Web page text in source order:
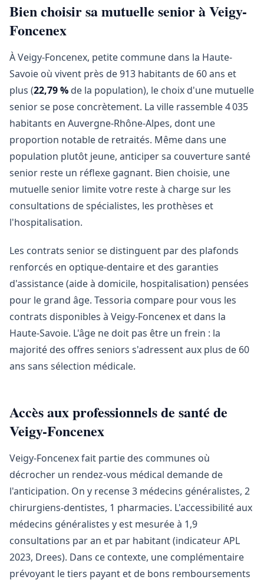
Bien choisir sa mutuelle senior à Veigy-
Foncenex
À Veigy-Foncenex, petite commune dans la Haute-
Savoie où vivent près de 913 habitants de 60 ans et
plus (22,79 % de la population), le choix d'une mutuelle
senior se pose concrètement. La ville rassemble 4 035
habitants en Auvergne-Rhône-Alpes, dont une
proportion notable de retraités. Même dans une
population plutôt jeune, anticiper sa couverture santé
senior reste un réflexe gagnant. Bien choisie, une
mutuelle senior limite votre reste à charge sur les
consultations de spécialistes, les prothèses et
l'hospitalisation.
Les contrats senior se distinguent par des plafonds
renforcés en optique-dentaire et des garanties
d'assistance (aide à domicile, hospitalisation) pensées
pour le grand âge. Tessoria compare pour vous les
contrats disponibles à Veigy-Foncenex et dans la
Haute-Savoie. L'âge ne doit pas être un frein : la
majorité des offres seniors s'adressent aux plus de 60
ans sans sélection médicale.
Accès aux professionnels de santé de
Veigy-Foncenex
Veigy-Foncenex fait partie des communes où
décrocher un rendez-vous médical demande de
l'anticipation. On y recense 3 médecins généralistes, 2
chirurgiens-dentistes, 1 pharmacies. L'accessibilité aux
médecins généralistes y est mesurée à 1,9
consultations par an et par habitant (indicateur APL
2023, Drees). Dans ce contexte, une complémentaire
prévoyant le tiers payant et de bons remboursements